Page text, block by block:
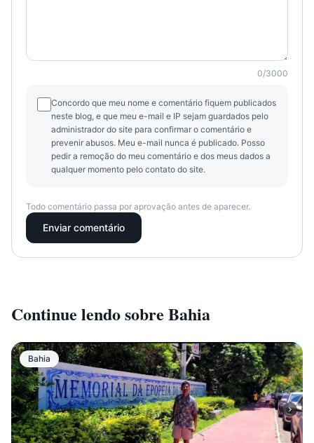
0/3000
Concordo que meu nome e comentário fiquem publicados
neste blog, e que meu e-mail e IP sejam guardados pelo
administrador do site para confirmar o comentário e
prevenir abusos. Meu e-mail nunca é publicado. Posso
pedir a remoção do meu comentário e dos meus dados a
qualquer momento pelo contato do site.
Todo comentário passa por aprovação antes de aparecer.
Enviar comentário
Continue lendo sobre Bahia
Bahia